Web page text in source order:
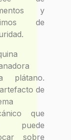
y
de
plátano.
de
que
puede
sobre